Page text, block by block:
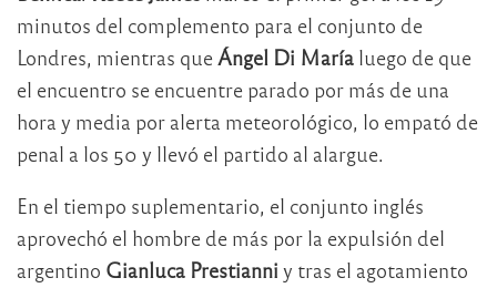
minutos del complemento para el conjunto de
Londres, mientras que Ángel Di María luego de que
el encuentro se encuentre parado por más de una
hora y media por alerta meteorológico, lo empató de
penal a los 50 y llevó el partido al alargue.
En el tiempo suplementario, el conjunto inglés
aprovechó el hombre de más por la expulsión del
argentino Gianluca Prestianni y tras el agotamiento